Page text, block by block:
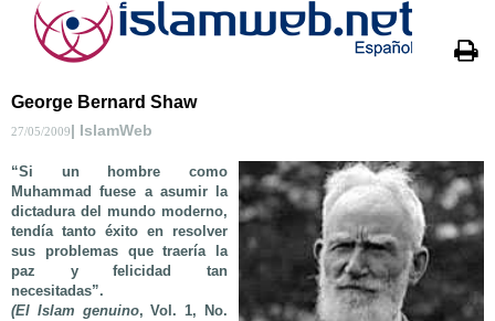
George Bernard Shaw
27/05/2009| IslamWeb
“Si un hombre como
Muhammad fuese a asumir la
dictadura del mundo moderno,
tendía tanto éxito en resolver
sus problemas que traería la
paz y felicidad tan
necesitadas”.
(El Islam genuino, Vol. 1, No.